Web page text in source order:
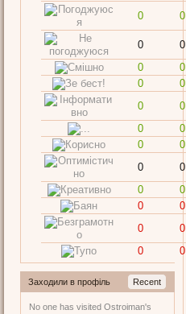
0 0
0
0
0
0
0
0
0
0
0
0
0
0
0
0
0
0
0
0
0
0
0
0
Заходили в профіль Recent
No one has visited Ostroiman's